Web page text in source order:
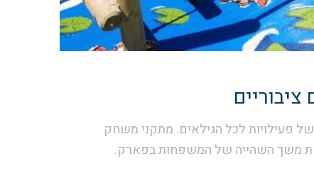
של פעילויות לכל הגילאים. מתקני משחק
את משך השהייה של המשפחות בפארק.